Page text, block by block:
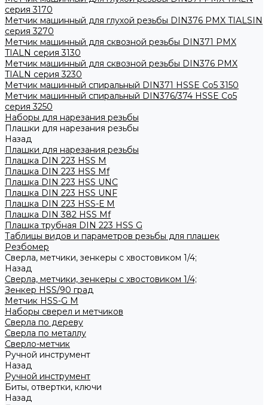
серия 3170
Метчик машинный для глухой резьбы DIN376 PMX TIALSIN
серия 3270
Метчик машинный для сквозной резьбы DIN371 PMX
TIALN серия 3130
Метчик машинный для сквозной резьбы DIN376 PMX
TIALN серия 3230
Метчик машинный спиральный DIN371 HSSE Co5 3150
Метчик машинный спиральный DIN376/374 HSSE Co5
серия 3250
Наборы для нарезания резьбы
Плашки для нарезания резьбы
Назад
Плашки для нарезания резьбы
Плашка DIN 223 HSS M
Плашка DIN 223 HSS Mf
Плашка DIN 223 HSS UNC
Плашка DIN 223 HSS UNF
Плашка DIN 223 HSS-Е M
Плашка DIN 382 HSS Mf
Плашка трубная DIN 223 HSS G
Таблицы видов и параметров резьбы для плашек
Резбомер
Сверла, метчики, зенкеры с хвостовиком 1/4;
Назад
Сверла, метчики, зенкеры с хвостовиком 1/4;
Зенкер HSS/90 град
Метчик HSS-G М
Наборы сверел и метчиков
Сверла по дереву
Сверла по металлу
Сверло-метчик
Ручной инструмент
Назад
Ручной инструмент
Биты, отвертки, ключи
Назад